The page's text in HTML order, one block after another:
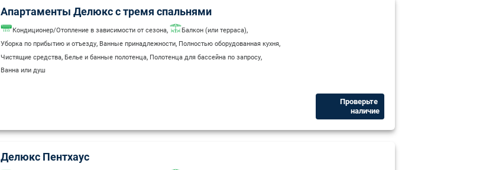
Апартаменты Делюкс с тремя спальнями
Кондиционер/Отопление в зависимости от сезона, Балкон (или терраса),
Уборка по прибытию и отъезду, Ванные принадлежности, Полностью оборудованная кухня,
Чистящие средства, Белье и банные полотенца, Полотенца для бассейна по запросу,
Ванна или душ
Проверьте ​
наличие
Делюкс Пентхаус